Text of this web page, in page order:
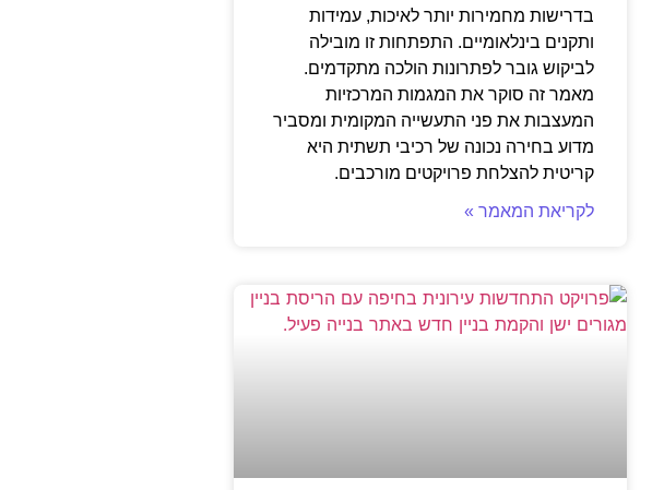
בדרישות מחמירות יותר לאיכות, עמידות
ותקנים בינלאומיים. התפתחות זו מובילה
לביקוש גובר לפתרונות הולכה מתקדמים.
מאמר זה סוקר את המגמות המרכזיות
המעצבות את פני התעשייה המקומית ומסביר
מדוע בחירה נכונה של רכיבי תשתית היא
קריטית להצלחת פרויקטים מורכבים.
לקריאת המאמר »